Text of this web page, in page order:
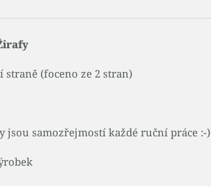
straně (foceno ze 2 stran)
jsou samozřejmostí každé ruční práce :-)